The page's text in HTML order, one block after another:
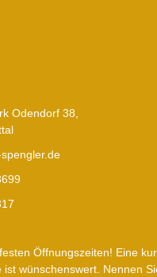
Odendorf 38,
Öffnungszeiten! Eine
ist wünschenswert. Nennen